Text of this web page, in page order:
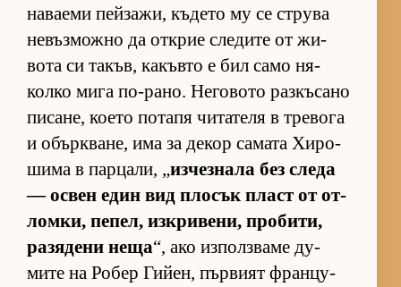
на­ва­еми пей­за­жи, къ­дето му се струва
не­въз­можно да от­к­рие сле­дите от жи­
вота си та­къв, ка­къвто е бил само ня­
колко мига по-ра­но. Не­го­вото раз­къ­сано
пи­са­не, ко­ето по­тапя чи­та­теля в тре­вога
и обър­к­ва­не, има за де­кор са­мата Хи­ро­
шима в пар­ца­ли, „из­чез­нала без следа
— ос­вен един вид пло­сък пласт от от­
лом­ки, пе­пел, из­к­ри­ве­ни, про­би­ти,
ра­зя­дени неща“, ако из­пол­з­ваме ду­
мите на Ро­бер Ги­йен, пър­вият фран­цу­